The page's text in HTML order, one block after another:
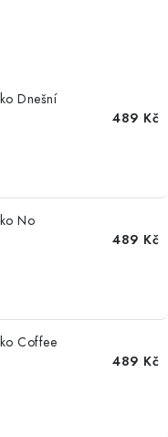
Dnešní
489 Kč
No
489 Kč
Coffee
489 Kč